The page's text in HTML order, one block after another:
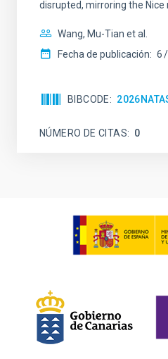
disrupted, mirroring the
Wang, Mu-Tian et al.
Fecha de publicación: 6
BIBCODE
NÚMERO DE CITAS 0